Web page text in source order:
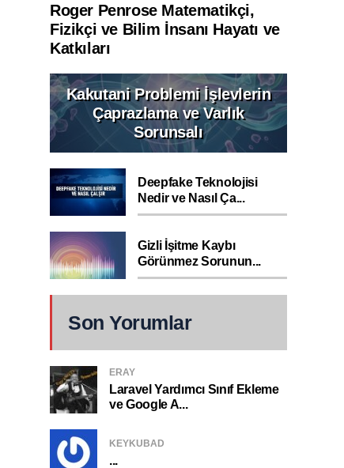
Roger Penrose Matematikçi,
Fizikçi ve Bilim İnsanı Hayatı ve
Katkıları
Kakutani Problemi İşlevlerin
Çaprazlama ve Varlık
Sorunsalı
Deepfake Teknolojisi
Nedir ve Nasıl Ça...
Gizli İşitme Kaybı
Görünmez Sorunun...
Son Yorumlar
ERAY
Laravel Yardımcı Sınıf Ekleme
ve Google A...
KEYKUBAD
...